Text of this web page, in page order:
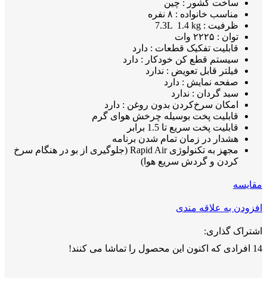
ساخت کشور : چین
مناسب خانواده : ۸ نفره
ظرفیت : 7.3L 1.4 kg
توان : ۲۲۲۵ وات
قابلیت تفکیک قطعات : دارد
سیستم قطع کن خودکار : دارد
فیلتر قابل تعویض : ندارد
صفحه نمایش : دارد
سبد گردان : ندارد
امکان سرخ‌کردن بدون روغن : دارد
قابلیت پخت بوسیله چرخش هوای گرم
قابلیت پخت سریع تا 1.5 برابر
هشدار در زمان تمام شدن برنامه
مجهز به تکنولوژی Rapid Air (جلوگیری از بو در هنگام سرخ
کردن و گردش سریع هوا)
مقايسه
افزودن به علاقه مندی
اشتراک گذاری:
14 افرادی که اکنون این محصول را تماشا می کنند!